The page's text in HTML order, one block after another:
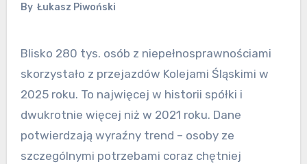
By Łukasz Piwoński
Blisko 280 tys. osób z niepełnosprawnościami
skorzystało z przejazdów Kolejami Śląskimi w
2025 roku. To najwięcej w historii spółki i
dwukrotnie więcej niż w 2021 roku. Dane
potwierdzają wyraźny trend – osoby ze
szczególnymi potrzebami coraz chętniej